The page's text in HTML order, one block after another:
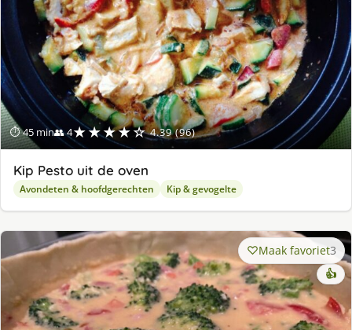
⏱ 45 min👥 4★★★★☆ 4.39 (96)
Kip Pesto uit de oven
Avondeten & hoofdgerechten Kip & gevogelte
Maak favoriet3
👍